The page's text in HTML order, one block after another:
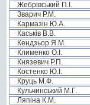
Жебрівський П.І.
Зварич Р.М.
Кармазін Ю.А.
Каськів В.В.
Кендзьор Я.М.
Клименко О.І.
Князевич Р.П.
Костенко Ю.І.
Круць М.Ф.
Кульчинський М.Г.
Ляпіна К.М.